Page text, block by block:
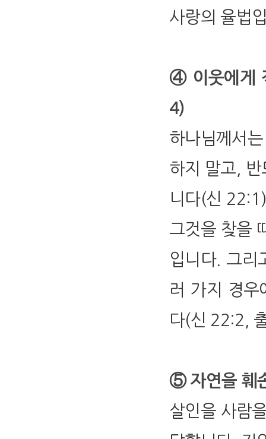
사랑의 율법
④ 이웃에게
4)
하나님께서
하지 말고,
니다(신
그것을 찾을
입니다. 그리
러 가지 경우
다(신 22:2,
⑤ 자연을 훼
살인을 사람